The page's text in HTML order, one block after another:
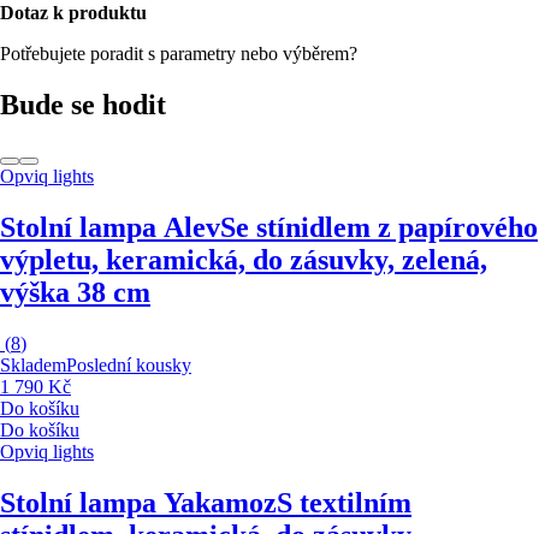
Dotaz k produktu
Potřebujete poradit s parametry nebo výběrem?
Bude se hodit
Opviq lights
Stolní lampa AlevSe stínidlem z papírového
výpletu, keramická, do zásuvky, zelená,
výška 38 cm
(8)
SklademPoslední kousky
1 790 Kč
Do košíku
Do košíku
Opviq lights
Stolní lampa YakamozS textilním